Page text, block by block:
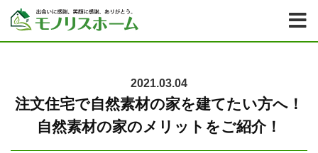
2021.03.04
注文住宅で自然素材の家を建てたい方へ！
自然素材の家のメリットをご紹介！